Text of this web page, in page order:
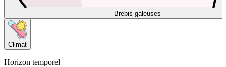
Brebis galeuses
Climat
Horizon temporel